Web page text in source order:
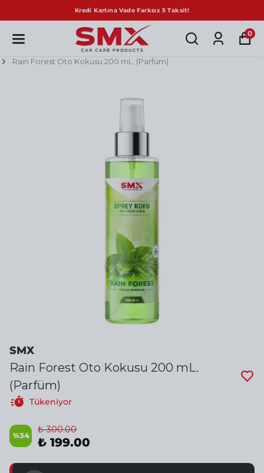
Kredi Kartına Vade Farksız 5 Taksit!
0
Rain Forest Oto Kokusu 200 mL. (Parfüm)
SMX
Rain Forest Oto Kokusu 200 mL.
(Parfüm)
Tükeniyor
%34
₺ 300.00
₺ 199.00